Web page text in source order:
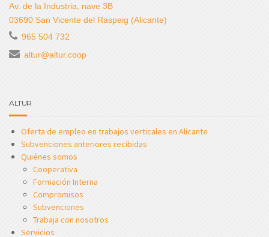
Av. de la Industria, nave 3B
03690 San Vicente del Raspeig (Alicante)
965 504 732
altur@altur.coop
ALTUR
Oferta de empleo en trabajos verticales en Alicante
Subvenciones anteriores recibidas
Quiénes somos
Cooperativa
Formación Interna
Compromisos
Subvenciones
Trabaja con nosotros
Servicios